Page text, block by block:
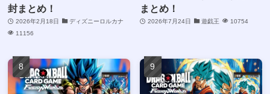
封まとめ！
2026年2月18日
ディズニーロルカナ
11156
まとめ！
2026年7月24日 遊戯王 10754